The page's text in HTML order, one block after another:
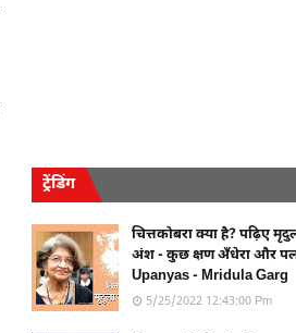
ट्रेंडिंग
चित्तकोबरा क्या है? पढ़िए
अंश - कुछ क्षण अँधेरा और
Upanyas - Mridula Garg
5/25/2022 12:43:00 Pm